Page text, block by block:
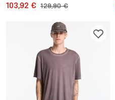
SoLite™ 5 Pocket Quarter
103,92 € 129,90 €